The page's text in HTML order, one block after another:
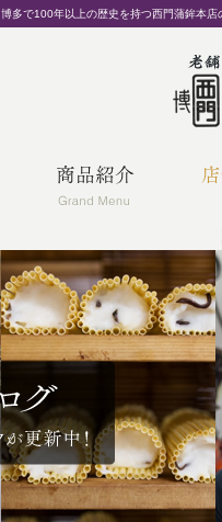
博多で100年以上の歴史を持つ西門蒲鉾本